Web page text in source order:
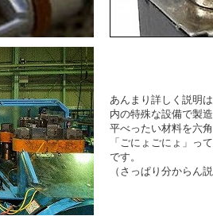
あんまり詳しく説明
内の特殊な設備で製造
平べったい材料を六
「ごにょごにょ」っ
です。
（さっぱり分からん